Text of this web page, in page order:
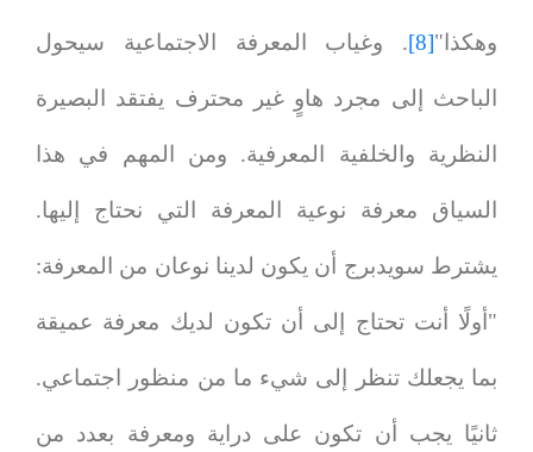
وهكذا"[8] . وغياب المعرفة الاجتماعية سيحول
الباحث إلى مجرد هاوٍ غير محترف يفتقد البصيرة
النظرية والخلفية المعرفية. ومن المهم في هذا
السياق معرفة نوعية المعرفة التي نحتاج إليها.
يشترط سويدبرج أن يكون لدينا نوعان من المعرفة:
"أولًا أنت تحتاج إلى أن تكون لديك معرفة عميقة
بما يجعلك تنظر إلى شيء ما من منظور اجتماعي.
ثانيًا يجب أن تكون على دراية ومعرفة بعدد من